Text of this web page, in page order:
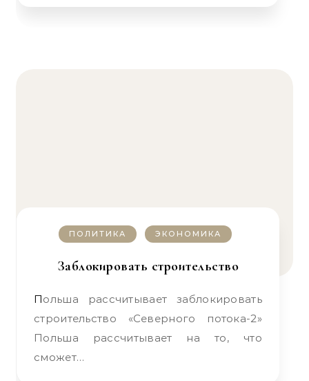
ПОЛИТИКА ЭКОНОМИКА
Заблокировать строительство
Польша рассчитывает заблокировать
строительство «Северного потока-2»
Польша рассчитывает на то, что
сможет…